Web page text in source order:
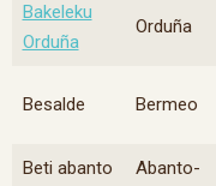
Bakeleku
Orduña
Orduña
Besalde Bermeo
Beti abanto
Abanto-